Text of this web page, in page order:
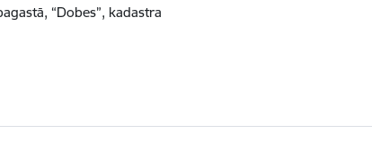
“Dobes”, kadastra